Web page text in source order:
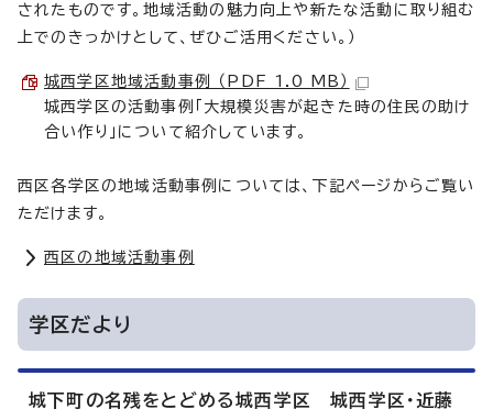
されたものです。地域活動の魅力向上や新たな活動に取り組む
上でのきっかけとして、ぜひご活用ください。）
城西学区地域活動事例 （PDF 1.0 MB）
城西学区の活動事例「大規模災害が起きた時の住民の助け
合い作り」について紹介しています。
西区各学区の地域活動事例については、下記ページからご覧い
ただけます。
西区の地域活動事例
学区だより
城下町の名残をとどめる城西学区 城西学区・近藤